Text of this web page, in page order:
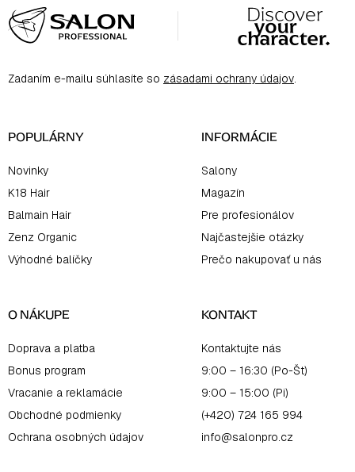
á
p
e
Zadaním e-mailu súhlasíte so zásadami ochrany údajov
POPULÁRNY
Novinky
K18 Hair
Balmain Hair
Zenz Organic
Výhodné balíčky
INFORMÁCIE
Salony
Magazín
Pre profesionálov
Najčastejšie otázky
Prečo nakupovať u nás
O NÁKUPE
Doprava a platba
Bonus program
Vracanie a reklamácie
Obchodné podmienky
Ochrana osobných údajov
KONTAKT
Kontaktujte nás
9:00 – 16:30 (Po-Št)
9:00 – 15:00 (Pi)
(+420) 724 165 994
info@salonpro.cz